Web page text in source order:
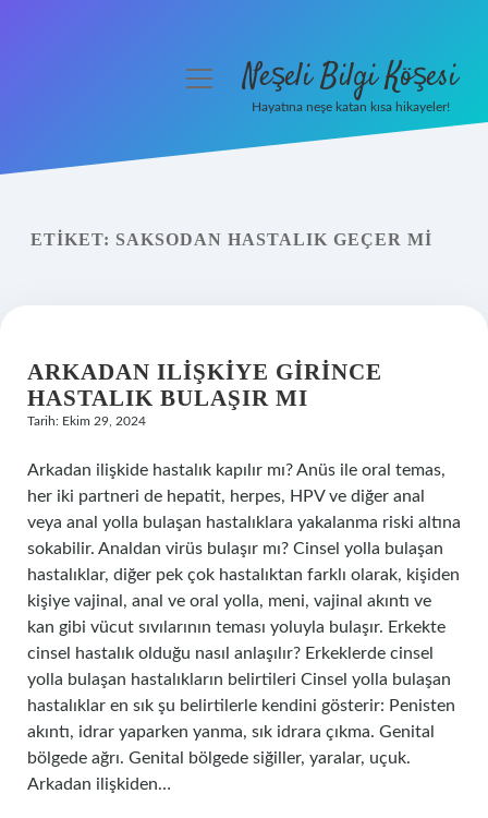
Yasal Uyarı
menüyüNeşeli Bilgi Köşesi
Hayatına neşe katan kısa hikayeler!
ETIKET: SAKSODAN HASTALIK GEÇER MI
ARKADAN ILIŞKIYE GIRINCE
HASTALIK BULAŞIR MI
Tarih: Ekim 29, 2024
Arkadan ilişkide hastalık kapılır mı? Anüs ile oral temas,
her iki partneri de hepatit, herpes, HPV ve diğer anal
veya anal yolla bulaşan hastalıklara yakalanma riski altına
sokabilir. Analdan virüs bulaşır mı? Cinsel yolla bulaşan
hastalıklar, diğer pek çok hastalıktan farklı olarak, kişiden
kişiye vajinal, anal ve oral yolla, meni, vajinal akıntı ve
kan gibi vücut sıvılarının teması yoluyla bulaşır. Erkekte
cinsel hastalık olduğu nasıl anlaşılır? Erkeklerde cinsel
yolla bulaşan hastalıkların belirtileri Cinsel yolla bulaşan
hastalıklar en sık şu belirtilerle kendini gösterir: Penisten
akıntı, idrar yaparken yanma, sık idrara çıkma. Genital
bölgede ağrı. Genital bölgede siğiller, yaralar, uçuk.
Arkadan ilişkiden…